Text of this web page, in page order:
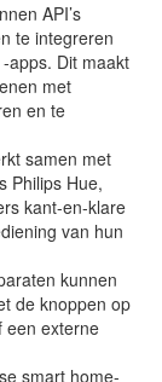
API’s
te integreren
apps. Dit maakt
met
en te
samen met
Philips Hue,
kant-en-klare
van hun
kunnen
de knoppen op
een externe
smart home-